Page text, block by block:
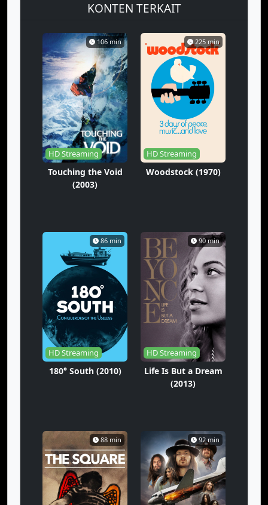
KONTEN TERKAIT
106 min
HD Streaming
Touching the Void
(2003)
225 min
HD Streaming
Woodstock (1970)
86 min
HD Streaming
180° South (2010)
90 min
HD Streaming
Life Is But a Dream
(2013)
88 min 92 min